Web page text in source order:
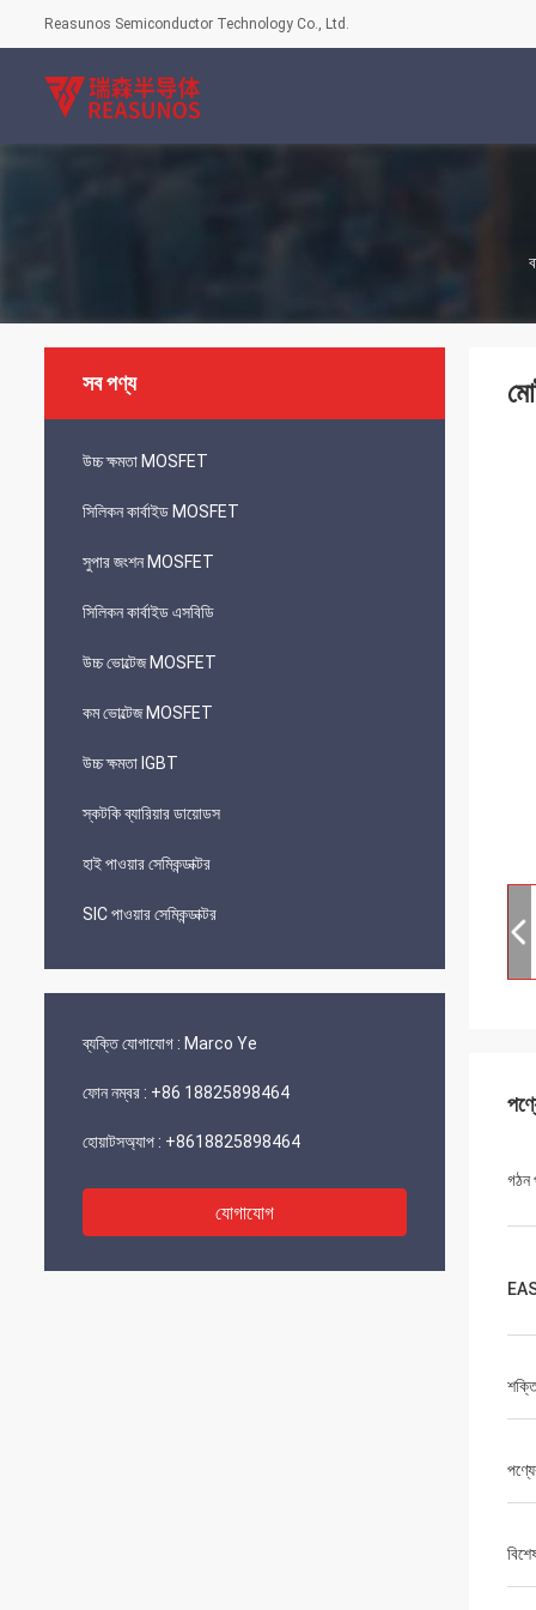
Reasunos Semiconductor Technology Co., Ltd.
সব পণ্য
উচ্চ ক্ষমতা MOSFET
সিলিকন কার্বাইড MOSFET
সুপার জংশন MOSFET
সিলিকন কার্বাইড এসবিডি
উচ্চ ভোল্টেজ MOSFET
কম ভোল্টেজ MOSFET
উচ্চ ক্ষমতা IGBT
স্কটকি ব্যারিয়ার ডায়োডস
হাই পাওয়ার সেমিকন্ডাক্টর
SIC পাওয়ার সেমিকন্ডাক্টর
ব্যক্তি যোগাযোগ : Marco Ye
ফোন নম্বর : +86 18825898464
হোয়াটসঅ্যাপ : +8618825898464
যোগাযোগ
গঠন